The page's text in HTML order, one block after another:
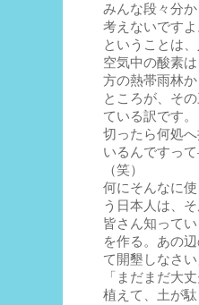
みんな段々分
考えないです
ということは
空気中の酸素
方の熱帯雨林
ところが、そ
ている訳です。
切ったら何処
いるんですっ
（笑）
何にそんなに
う日本人は、
皆さん知って
を作る。あの
て開墾しなさ
「まだまだ大
植えて、土が